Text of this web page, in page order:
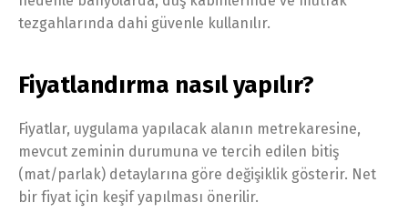
tezgahlarında dahi güvenle kullanılır.
Fiyatlandırma nasıl yapılır?
Fiyatlar, uygulama yapılacak alanın metrekaresine,
mevcut zeminin durumuna ve tercih edilen bitiş
(mat/parlak) detaylarına göre değişiklik gösterir. Net
bir fiyat için keşif yapılması önerilir.